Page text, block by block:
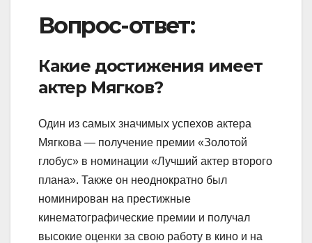
Вопрос-ответ:
Какие достижения имеет
актер Мягков?
Один из самых значимых успехов актера
Мягкова — получение премии «Золотой
глобус» в номинации «Лучший актер второго
плана». Также он неоднократно был
номинирован на престижные
кинематографические премии и получал
высокие оценки за свою работу в кино и на